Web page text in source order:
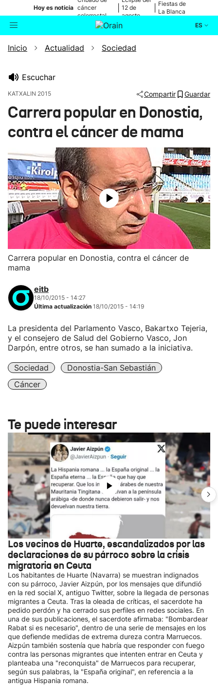
Hoy es noticia cáncer
colorrectal
12 de
agosto
Fiestas de
La Blanca
ES
Buscador Actualidad
Ikusmiran
Eguraldia
Inicio Actualidad Sociedad
Escuchar
KATXALIN 2015 Compartir Guardar
Carrera popular en Donostia,
contra el cáncer de mama
Carrera popular en Donostia, contra el cáncer de
mama
eitb
18/10/2015 - 14:27
Última actualización 18/10/2015 - 14:19
La presidenta del Parlamento Vasco, Bakartxo Tejeria,
y el consejero de Salud del Gobierno Vasco, Jon
Darpón, entre otros, se han sumado a la iniciativa.
Sociedad
Donostia-San Sebastián
Cáncer
Te puede interesar
Los vecinos de Huarte, escandalizados por las
declaraciones de su párroco sobre la crisis
migratoria en Ceuta
Los habitantes de Huarte (Navarra) se muestran indignados
con su párroco, Javier Aizpún, por los mensajes que difundió
en la red social X, antiguo Twitter, sobre la llegada de personas
migrantes a Ceuta. Tras la oleada de críticas, el sacerdote ha
pedido perdón y ha cerrado sus perfiles en redes sociales. En
una de sus publicaciones, el sacerdote afirmaba: "Bombardear
Rabat si es necesario", dentro de una serie de mensajes en los
que defiende medidas de extrema dureza contra Marruecos.
Aizpún también sostenía que habría que responder con fuego
contra las personas migrantes que intenten entrar en Ceuta y
planteaba una "reconquista" de Marruecos para recuperar,
según sus palabras, la "España original", en referencia a la
antigua Hispania romana.